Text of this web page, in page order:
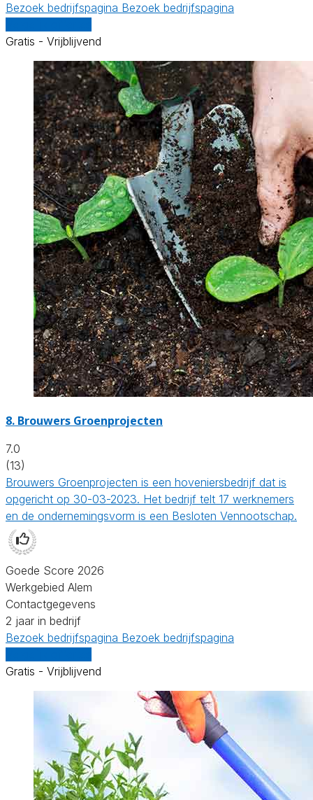
Bezoek bedrijfspagina Bezoek bedrijfspagina
Gratis - Vrijblijvend
8. Brouwers Groenprojecten
7.0
(13)
Brouwers Groenprojecten is een hoveniersbedrijf dat is
opgericht op 30-03-2023. Het bedrijf telt 17 werknemers
en de ondernemingsvorm is een Besloten Vennootschap.
Goede Score 2026
Werkgebied Alem
Contactgegevens
2 jaar in bedrijf
Bezoek bedrijfspagina Bezoek bedrijfspagina
Gratis - Vrijblijvend